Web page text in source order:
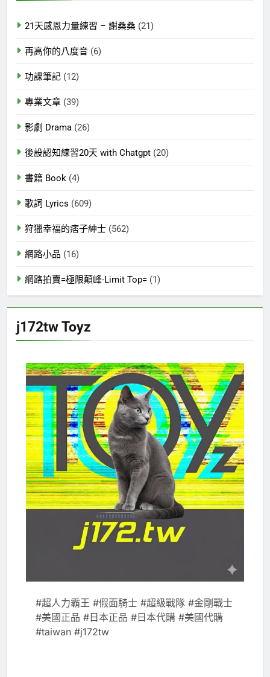
21天感恩力量練習 – 謝桑桑 (21)
再高你的八度音 (6)
功課筆記 (12)
專業文章 (39)
影劇 Drama (26)
後設認知練習20天 with Chatgpt (20)
書籍 Book (4)
歌詞 Lyrics (609)
狩獵幸福的痞子紳士 (562)
網路小品 (16)
網路拍賣=極限顛峰-Limit Top= (1)
j172tw Toyz
#超人力霸王 #假面騎士 #超級戰隊 #金剛戰士
#美國正品 #日本正品 #日本代購 #美國代購
#taiwan #j172tw